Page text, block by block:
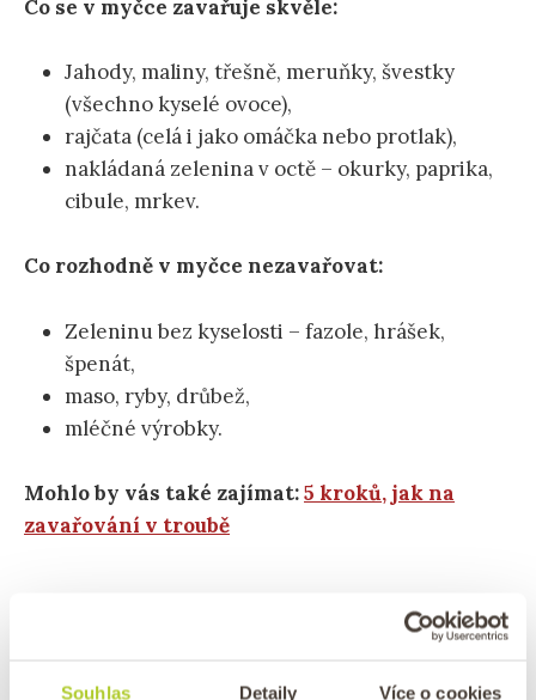
Souhlas Detaily Více o cookies
Co se v myčce zavařuje skvěle:
Jahody, maliny, třešně, meruňky, švestky
(všechno kyselé ovoce),
rajčata (celá i jako omáčka nebo protlak),
nakládaná zelenina v octě – okurky, paprika,
cibule, mrkev.
Co rozhodně v myčce nezavařovat:
Zeleninu bez kyselosti – fazole, hrášek,
špenát,
maso, ryby, drůbež,
mléčné výrobky.
Mohlo by vás také zajímat:5 kroků, jak na
zavařování v troubě
Jaký program při zavařování v